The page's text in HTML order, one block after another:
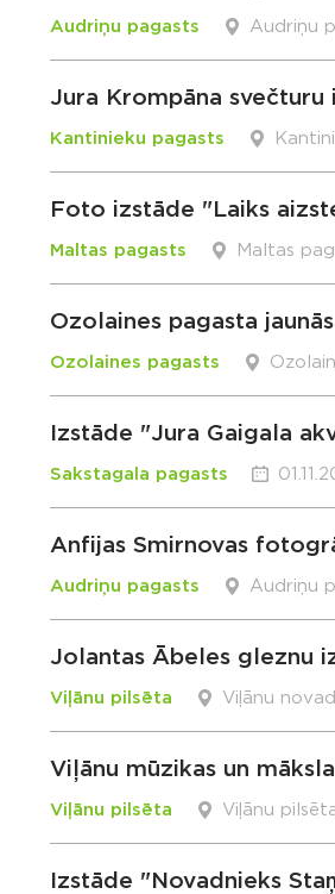
Audriņu pagasts Audriņu
Jura Krompāna svečturu
Kantinieku pagasts
Foto izstāde "Laiks
Maltas pagasts Maltas
Ozolaines pagasta
Ozolaines pagasts
Izstāde "Jura Gaigala
Sakstagala pagasts
Anfijas Smirnovas
Audriņu pagasts Audriņu
Jolantas Ābeles gleznu
Viļānu pilsēta Viļānu
Viļānu mūzikas un
Viļānu pilsēta Viļānu
Izstāde "Novadnieks